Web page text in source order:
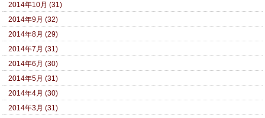
2014年10月 (31)
2014年9月 (32)
2014年8月 (29)
2014年7月 (31)
2014年6月 (30)
2014年5月 (31)
2014年4月 (30)
2014年3月 (31)